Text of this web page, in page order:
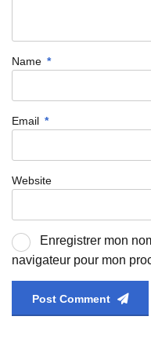
Name *
Email *
Website
Enregistrer mon
navigateur pour mon
Post Comment